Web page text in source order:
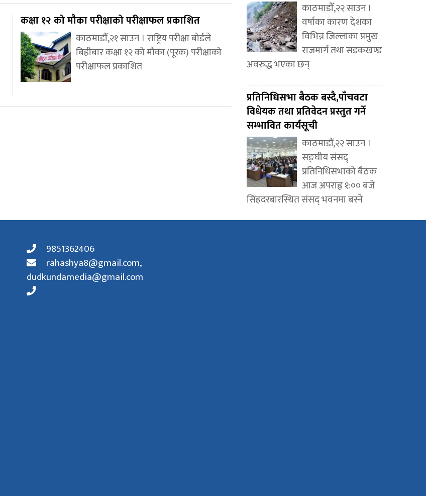
कक्षा १२ को मौका परीक्षाको परीक्षाफल प्रकाशित
काठमाडौँ,२१ साउन । राष्ट्रिय परीक्षा बोर्डले
बिहीबार कक्षा १२ को मौका (पूरक) परीक्षाको
परीक्षाफल प्रकाशित
काठमाडौँ,२२ साउन ।
वर्षाका कारण देशका
विभिन्न जिल्लाका प्रमुख
राजमार्ग तथा सडकखण्ड
अवरुद्ध भएका छन्
प्रतिनिधिसभा बैठक बस्दै,पाँचवटा
विधेयक तथा प्रतिवेदन प्रस्तुत गर्ने
सम्भावित कार्यसूची
काठमाडौं,२२ साउन ।
सङ्घीय संसद्
प्रतिनिधिसभाको बैठक
आज अपराह्न १:०० बजे
सिंहदरबारस्थित संसद् भवनमा बस्ने
9851362406
rahashya8@gmail.com,
dudkundamedia@gmail.com